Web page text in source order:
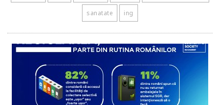
sanatate ing